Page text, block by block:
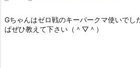
Gちゃんはゼロ戦のキーパークマ使いでし
ばぜひ教えて下さい（＾▽＾）